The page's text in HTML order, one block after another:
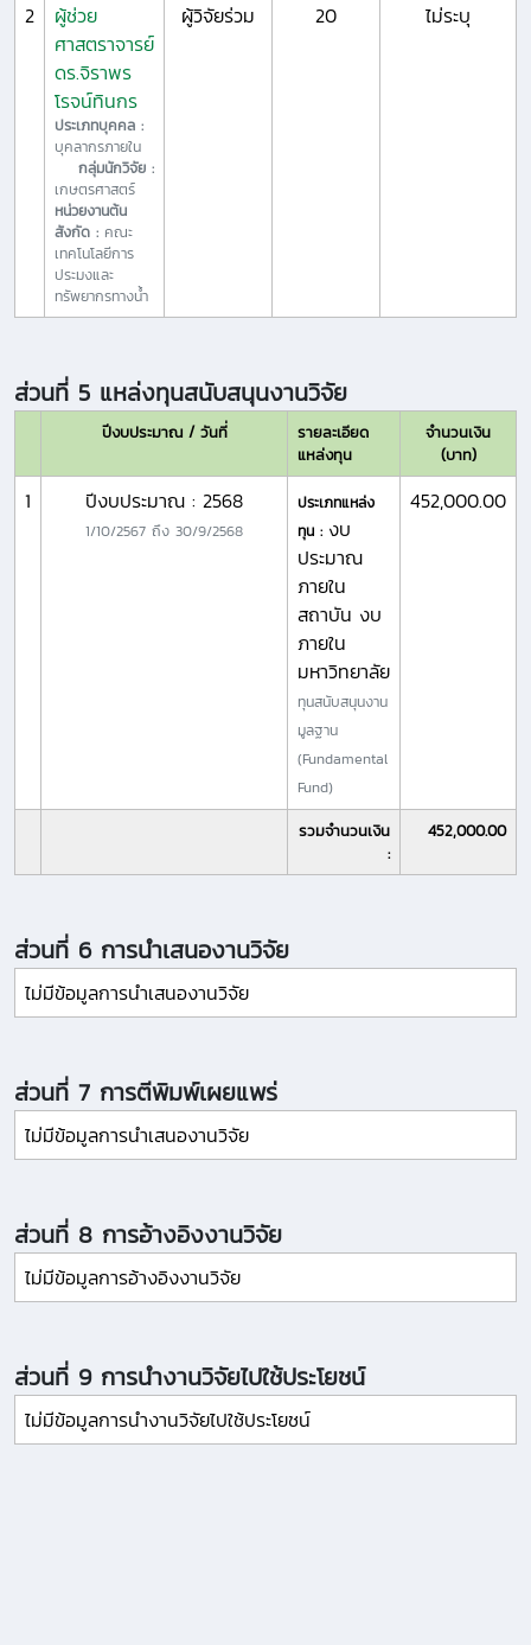
2
ผู้ช่วย
ศาสตราจารย์
ดร.จิราพร
โรจน์ทินกร
ประเภทบุคคล :
บุคลากรภายใน
กลุ่มนักวิจัย :
เกษตรศาสตร์
หน่วยงานต้น
สังกัด : คณะ
เทคโนโลยีการ
ประมงและ
ทรัพยากรทางน้ำ
ผู้วิจัยร่วม 20 ไม่ระบุ
ส่วนที่ 5 แหล่งทุนสนับสนุนงานวิจัย
ปีงบประมาณ / วันที่
รายละเอียด
แหล่งทุน
จำนวนเงิน
(บาท)
1 ปีงบประมาณ : 2568
1/10/2567 ถึง 30/9/2568
ประเภทแหล่ง
ทุน : งบ
ประมาณ
ภายใน
สถาบัน งบ
ภายใน
มหาวิทยาลัย
ทุนสนับสนุนงาน
มูลฐาน
(Fundamental
Fund)
452,000.00
รวมจำนวนเงิน
:
452,000.00
ส่วนที่ 6 การนำเสนองานวิจัย
ไม่มีข้อมูลการนำเสนองานวิจัย
ส่วนที่ 7 การตีพิมพ์เผยแพร่
ไม่มีข้อมูลการนำเสนองานวิจัย
ส่วนที่ 8 การอ้างอิงงานวิจัย
ไม่มีข้อมูลการอ้างอิงงานวิจัย
ส่วนที่ 9 การนำงานวิจัยไปใช้ประโยชน์
ไม่มีข้อมูลการนำงานวิจัยไปใช้ประโยชน์